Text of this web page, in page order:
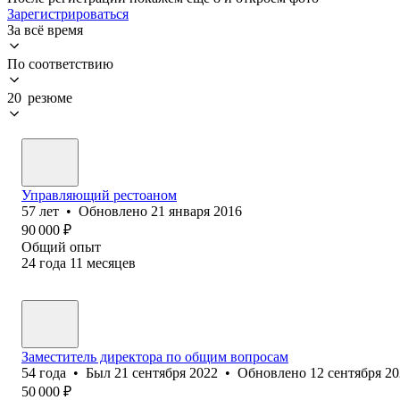
Зарегистрироваться
За всё время
По соответствию
20 резюме
Управляющий рестоаном
57 лет • Обновлено 21 января 2016
90 000 ₽
Общий опыт
24 года 11 месяцев
Заместитель директора по общим вопросам
54 года • Был 21 сентября 2022 • Обновлено 12 сентября
50 000 ₽